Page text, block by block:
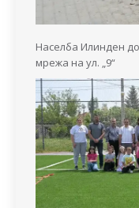
Населба Илинден
мрежа на ул. „9“